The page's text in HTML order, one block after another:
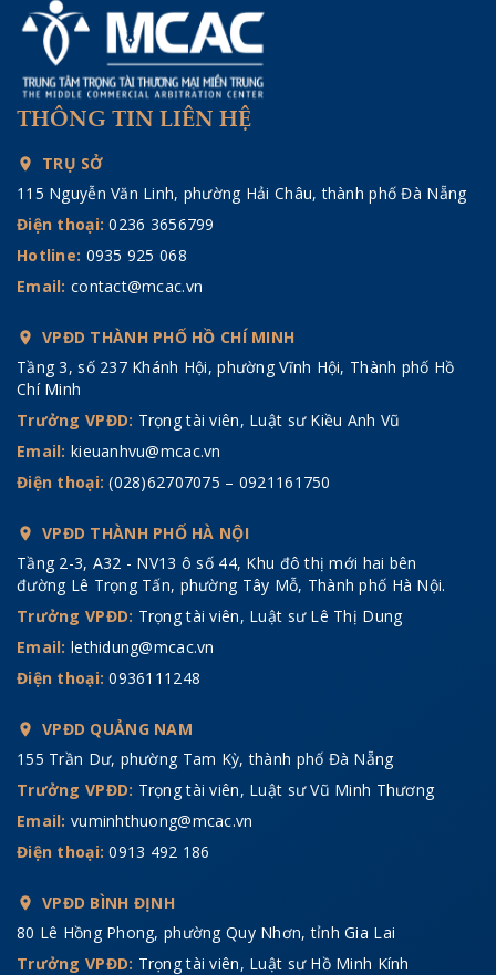
THÔNG TIN LIÊN HỆ
TRỤ SỞ
115 Nguyễn Văn Linh, phường Hải Châu, thành phố Đà Nẵng
Điện thoại:0236 3656799
Hotline: 0935 925 068
Email: contact@mcac.vn
VPĐD THÀNH PHỐ HỒ CHÍ MINH
Tầng 3, số 237 Khánh Hội, phường Vĩnh Hội, Thành phố Hồ
Chí Minh
Trưởng VPĐD: Trọng tài viên, Luật sư Kiều Anh Vũ
Email: kieuanhvu@mcac.vn
Điện thoại:(028)62707075 – 0921161750
VPĐD THÀNH PHỐ HÀ NỘI
Tầng 2-3, A32 - NV13 ô số 44, Khu đô thị mới hai bên
đường Lê Trọng Tấn, phường Tây Mỗ, Thành phố Hà Nội.
Trưởng VPĐD: Trọng tài viên, Luật sư Lê Thị Dung
Email: lethidung@mcac.vn
Điện thoại:0936111248
VPĐD QUẢNG NAM
155 Trần Dư, phường Tam Kỳ, thành phố Đà Nẵng
Trưởng VPĐD: Trọng tài viên, Luật sư Vũ Minh Thương
Email: vuminhthuong@mcac.vn
Điện thoại:0913 492 186
VPĐD BÌNH ĐỊNH
80 Lê Hồng Phong, phường Quy Nhơn, tỉnh Gia Lai
Trưởng VPĐD: Trọng tài viên, Luật sư Hồ Minh Kính